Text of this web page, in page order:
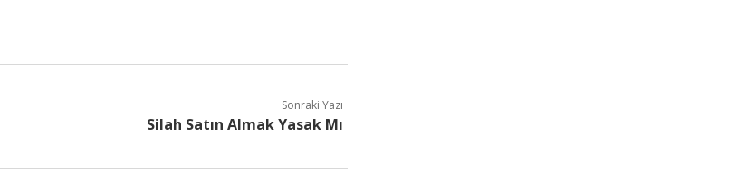
Sonraki Yazı
Silah Satın Almak Yasak Mı